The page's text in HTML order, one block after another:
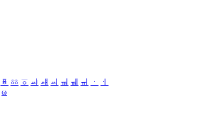
ㆄ ㆅ ㆆ ㆇ ㆈ ㆉ ㆊ ㆋ ㆌ ㆍ
ㆎ
ω